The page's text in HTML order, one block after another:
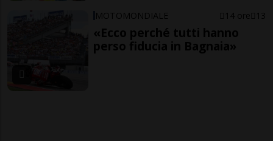
MOTOMONDIALE 14 ore 13
«Ecco perché tutti hanno
perso fiducia in Bagnaia»